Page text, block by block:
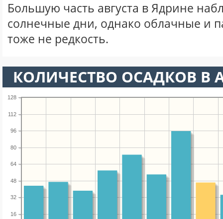
Большую часть августа в Ядрине
солнечные дни, однако облачные и
тоже не редкость.
КОЛИЧЕСТВО ОСАДКОВ В
16
32
48
64
80
96
112
128